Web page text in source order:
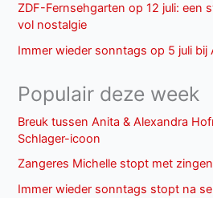
ZDF-Fernsehgarten op 12 juli: een
vol nostalgie
Immer wieder sonntags op 5 juli bij
Populair deze week
Breuk tussen Anita & Alexandra
Schlager-icoon
Zangeres Michelle stopt met
Immer wieder sonntags stopt na